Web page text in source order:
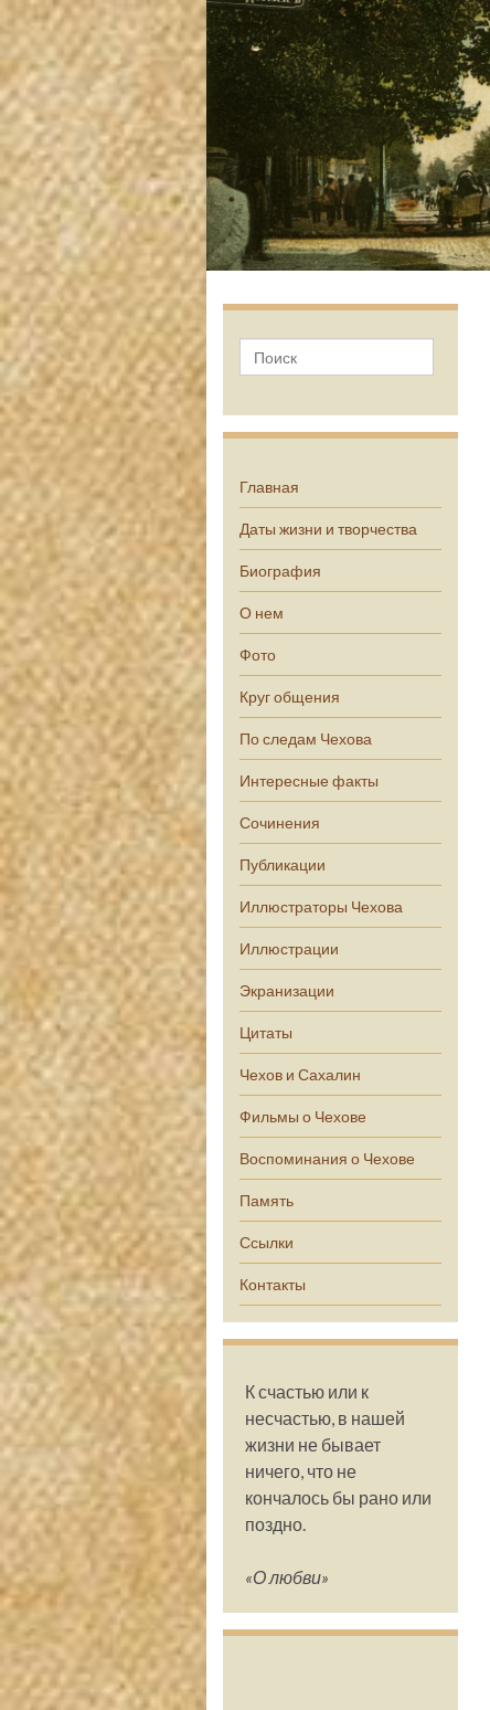
Главная
Даты жизни и творчества
Биография
О нем
Фото
Круг общения
По следам Чехова
Интересные факты
Сочинения
Публикации
Иллюстраторы Чехова
Иллюстрации
Экранизации
Цитаты
Чехов и Сахалин
Фильмы о Чехове
Воспоминания о Чехове
Память
Ссылки
Контакты
К счастью или к
несчастью, в нашей
жизни не бывает
ничего, что не
кончалось бы рано или
поздно.
«О любви»